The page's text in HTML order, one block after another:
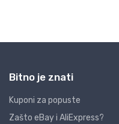
Bitno je znati
Kuponi za popuste
Zašto eBay i AliExpress?